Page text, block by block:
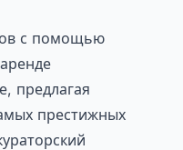
с помощью
предлагая
престижных